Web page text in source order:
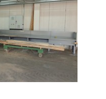
Lepljen les
TEHNIKA IZDELAVE
GALERIJA
KONTAKT